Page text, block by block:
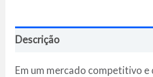
Descrição
Em um mercado competitivo e